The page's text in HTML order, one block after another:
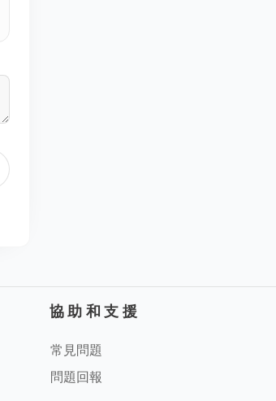
協助和支援
常見問題
問題回報